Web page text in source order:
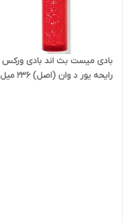
بادی میست بث اند بادی ورکس
رایحه یور د وان (اصل) ۲۳۶ میل